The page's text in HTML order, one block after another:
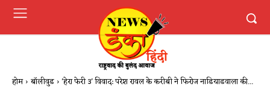
होम बॉलीवुड 'हेरा फेरी 3' विवाद: परेश रावल के करीबी ने फिरोज नाडियाडवाला की...